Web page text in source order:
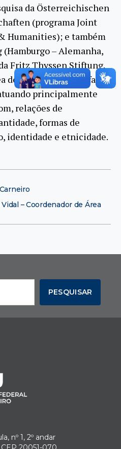
da Österreichischen
(programa Joint
Humanities); e também
– Alemanha,
Fritz Thyssen Stiftung.
de História, com ênfase
principalmente
relações de
formas de
identidade e etnicidade.
– Coordenador de Área
PESQUISAR
nº 1, 2º andar